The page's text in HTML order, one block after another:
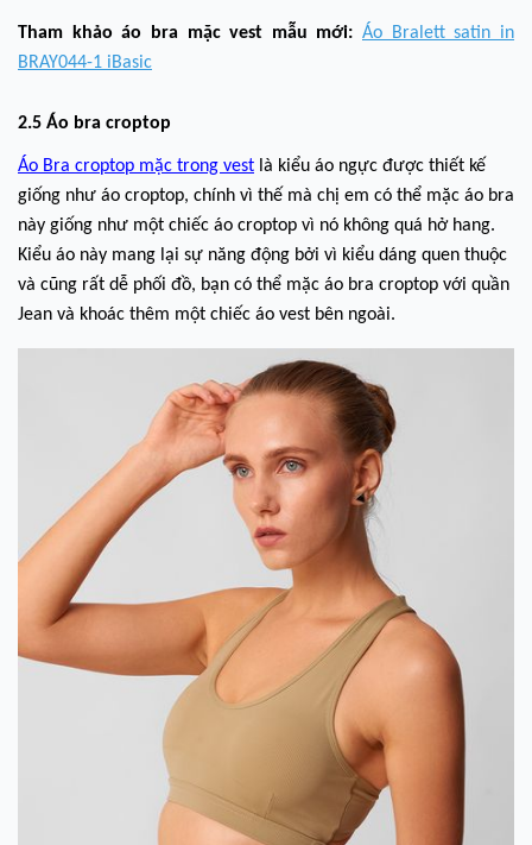
Tham khảo áo bra mặc vest mẫu mới:Áo Bralett satin in
BRAY044-1 iBasic
2.5 Áo bra croptop
Áo Bra croptop mặc trong vest là kiểu áo ngực được thiết kế
giống như áo croptop, chính vì thế mà chị em có thể mặc áo bra
này giống như một chiếc áo croptop vì nó không quá hở hang.
Kiểu áo này mang lại sự năng động bởi vì kiểu dáng quen thuộc
và cũng rất dễ phối đồ, bạn có thể mặc áo bra croptop với quần
Jean và khoác thêm một chiếc áo vest bên ngoài.